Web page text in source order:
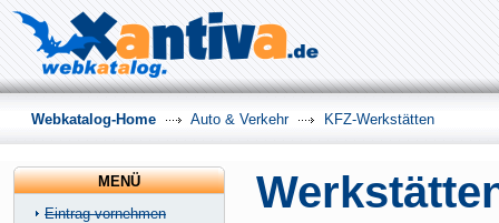
Webkatalog-Home Auto & Verkehr KFZ-Werkstätten
MENÜ
Eintrag vornehmen